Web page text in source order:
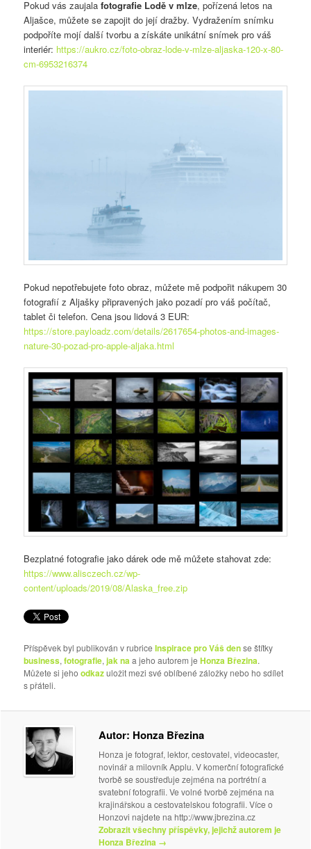
Pokud vás zaujalafotografie Lodě v mlze, pořízená letos na
Aljašce, můžete se zapojit do její dražby. Vydražením snímku
podpoříte mojí další tvorbu a získáte unikátní snímek pro váš
interiér: https://aukro.cz/foto-obraz-lode-v-mlze-aljaska-120-x-80-
cm-6953216374
Pokud nepotřebujete foto obraz, můžete mě podpořit nákupem 30
fotografií z Aljašky připravených jako pozadí pro váš počítač,
tablet či telefon. Cena jsou lidová 3 EUR:
https://store.payloadz.com/details/2617654-photos-and-images-
nature-30-pozad-pro-apple-aljaka.html
Bezplatné fotografie jako dárek ode mě můžete stahovat zde:
https://www.alisczech.cz/wp-
content/uploads/2019/08/Alaska_free.zip
Příspěvek byl publikován v rubriceInspirace pro Váš dense štítky
business,fotografie,jak naa jeho autorem jeHonza Březina.
Můžete si jehoodkazuložit mezi své oblíbené záložky nebo ho sdílet
s přáteli.
Autor: Honza Březina
Honza je fotograf, lektor, cestovatel, videocaster,
novinář a milovník Applu. V komerční fotografické
tvorbě se soustřeďuje zejména na portrétní a
svatební fotografii. Ve volné tvorbě zejména na
krajinářskou a cestovatelskou fotografii. Více o
Honzovi najdete na http://www.jbrezina.cz
Zobrazit všechny příspěvky, jejichž autorem je
Honza Březina →